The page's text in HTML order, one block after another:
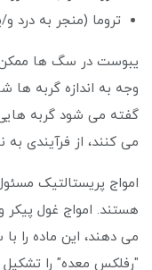
تروما (منجر به درد
یبوست در سگ ها ممکن
وجه به اندازه گربه ها
گفته می شود گربه
می کنند، از فرآیندی به
امواج پریستالتیک
هستند. امواج غول
می دهند، این ماده را
"رفلکس معده" را